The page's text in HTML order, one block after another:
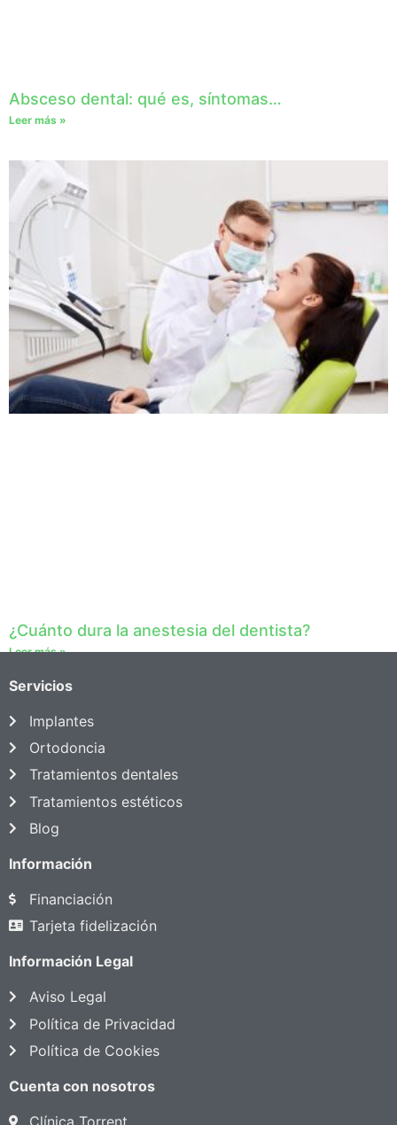
Absceso dental: qué es, síntomas…
Leer más »
¿Cuánto dura la anestesia del dentista?
Leer más »
Servicios
Implantes
Ortodoncia
Tratamientos dentales
Tratamientos estéticos
Blog
Información
Financiación
Tarjeta fidelización
Información Legal
Aviso Legal
Política de Privacidad
Política de Cookies
Cuenta con nosotros